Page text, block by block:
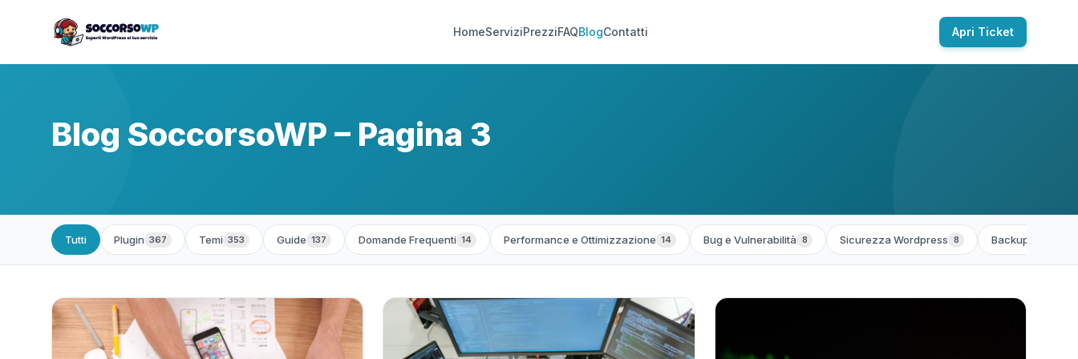
HomeServiziPrezziFAQBlogContatti Apri Ticket
Blog SoccorsoWP – Pagina 3
Tutti Plugin 367 Temi 353 Guide 137 Domande Frequenti 14 Performance e Ottimizzazione 14 Bug e Vulnerabilità 8 Sicurezza Wordpress 8 Backup e